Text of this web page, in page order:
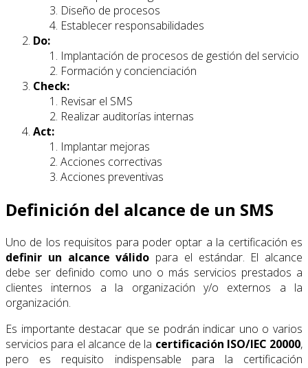
Diseño de procesos
Establecer responsabilidades
Do:
Implantación de procesos de gestión del servicio
Formación y concienciación
Check:
Revisar el SMS
Realizar auditorías internas
Act:
Implantar mejoras
Acciones correctivas
Acciones preventivas
Definición del alcance de un SMS
Uno de los requisitos para poder optar a la certificación es
definir un alcance válido para el estándar. El alcance
debe ser definido como uno o más servicios prestados a
clientes internos a la organización y/o externos a la
organización.
Es importante destacar que se podrán indicar uno o varios
servicios para el alcance de la certificación ISO/IEC 20000,
pero es requisito indispensable para la certificación